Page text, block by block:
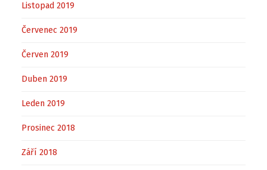
Listopad 2019
Červenec 2019
Červen 2019
Duben 2019
Leden 2019
Prosinec 2018
Září 2018